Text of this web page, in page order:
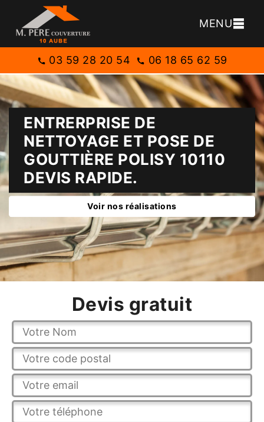
MENU
03 59 28 20 54 06 18 65 62 59
ENTRERPRISE DE
NETTOYAGE ET POSE DE
GOUTTIÈRE POLISY 10110
DEVIS RAPIDE.
Voir nos réalisations
Devis gratuit